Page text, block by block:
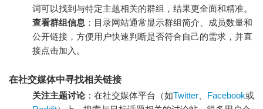
词可以找到与特定主题相关的群组，结果更全面和精准。
查看群组信息 ：目录网站通常显示群组简介、成员数量和
公开链接，方便用户快速判断是否符合自己的需求，并直
接点击加入。
在社交媒体中寻找相关链接
关注主题讨论：在社交媒体平台（如Twitter Facebook或